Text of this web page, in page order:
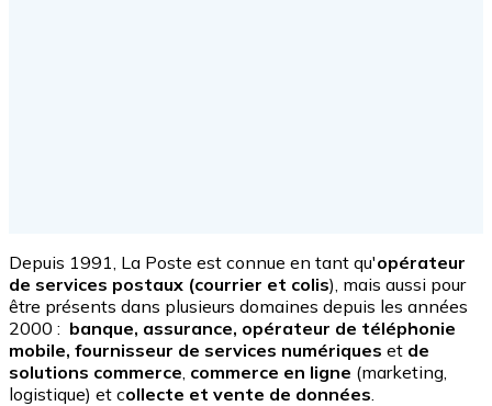
Depuis 1991, La Poste est connue en tant qu'opérateur
de services postaux (courrier et colis), mais aussi pour
être présents dans plusieurs domaines depuis les années
2000 : banque, assurance, opérateur de téléphonie
mobile, fournisseur de services numériques et de
solutions commerce commerce en ligne (marketing,
logistique) et collecte et vente de données